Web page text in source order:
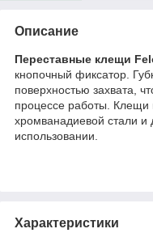
Описание
Переставные клещи
кнопочный фиксатор.
поверхностью захвата,
процессе работы. Клещи
хромванадиевой стали
использовании.
Характеристики